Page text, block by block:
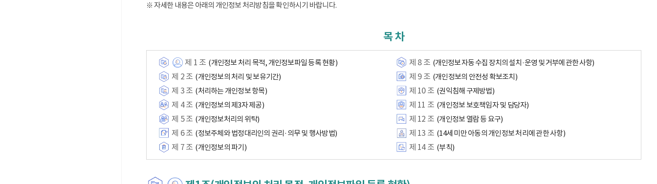
※ 자세한 내용은 아래의 개인정보 처리방침을 확인하시기 바랍니다.
목 차
제 1 조 (개인정보 처리 목적, 개인정보파일 등록 현황)
제 2 조 (개인정보의 처리 및 보유기간)
제 3 조 (처리하는 개인정보 항목)
제 4 조 (개인정보의 제3자 제공)
제 5 조 (개인정보처리의 위탁)
제 6 조 (정보주체와 법정대리인의 권리·의무 및 행사방법)
제 7 조 (개인정보의 파기)
제 8 조 (개인정보 자동 수집 장치의 설치·운영 및 거부에 관한 사항)
제 9 조 (개인정보의 안전성 확보조치)
제 10 조 (권익침해 구제방법)
제 11 조 (개인정보 보호책임자 및 담당자)
제 12 조 (개인정보 열람 등 요구)
제 13 조 (14세 미만 아동의 개인정보 처리에 관한 사항)
제 14 조 (부칙)